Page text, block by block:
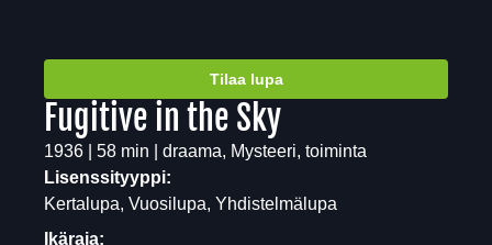
Tilaa lupa
Fugitive in the Sky
1936 | 58 min | draama, Mysteeri, toiminta
Lisenssityyppi:
Kertalupa, Vuosilupa, Yhdistelmälupa
Ikäraja: